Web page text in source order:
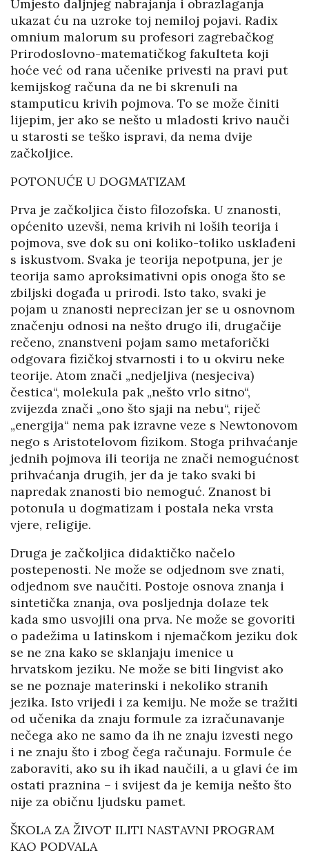
Umjesto daljnjeg nabrajanja i obrazlaganja
ukazat ću na uzroke toj nemiloj pojavi. Radix
omnium malorum su profesori zagrebačkog
Prirodoslovno-matematičkog fakulteta koji
hoće već od rana učenike privesti na pravi put
kemijskog računa da ne bi skrenuli na
stamputicu krivih pojmova. To se može činiti
lijepim, jer ako se nešto u mladosti krivo nauči
u starosti se teško ispravi, da nema dvije
začkoljice.
POTONUĆE U DOGMATIZAM
Prva je začkoljica čisto filozofska. U znanosti,
općenito uzevši, nema krivih ni loših teorija i
pojmova, sve dok su oni koliko-toliko usklađeni
s iskustvom. Svaka je teorija nepotpuna, jer je
teorija samo aproksimativni opis onoga što se
zbiljski događa u prirodi. Isto tako, svaki je
pojam u znanosti neprecizan jer se u osnovnom
značenju odnosi na nešto drugo ili, drugačije
rečeno, znanstveni pojam samo metaforički
odgovara fizičkoj stvarnosti i to u okviru neke
teorije. Atom znači „nedjeljiva (nesjeciva)
čestica“, molekula pak „nešto vrlo sitno“,
zvijezda znači „ono što sjaji na nebu“, riječ
„energija“ nema pak izravne veze s Newtonovom
nego s Aristotelovom fizikom. Stoga prihvaćanje
jednih pojmova ili teorija ne znači nemogućnost
prihvaćanja drugih, jer da je tako svaki bi
napredak znanosti bio nemoguć. Znanost bi
potonula u dogmatizam i postala neka vrsta
vjere, religije.
Druga je začkoljica didaktičko načelo
postepenosti. Ne može se odjednom sve znati,
odjednom sve naučiti. Postoje osnova znanja i
sintetička znanja, ova posljednja dolaze tek
kada smo usvojili ona prva. Ne može se govoriti
o padežima u latinskom i njemačkom jeziku dok
se ne zna kako se sklanjaju imenice u
hrvatskom jeziku. Ne može se biti lingvist ako
se ne poznaje materinski i nekoliko stranih
jezika. Isto vrijedi i za kemiju. Ne može se tražiti
od učenika da znaju formule za izračunavanje
nečega ako ne samo da ih ne znaju izvesti nego
i ne znaju što i zbog čega računaju. Formule će
zaboraviti, ako su ih ikad naučili, a u glavi će im
ostati praznina – i svijest da je kemija nešto što
nije za običnu ljudsku pamet.
ŠKOLA ZA ŽIVOT ILITI NASTAVNI PROGRAM
KAO PODVALA